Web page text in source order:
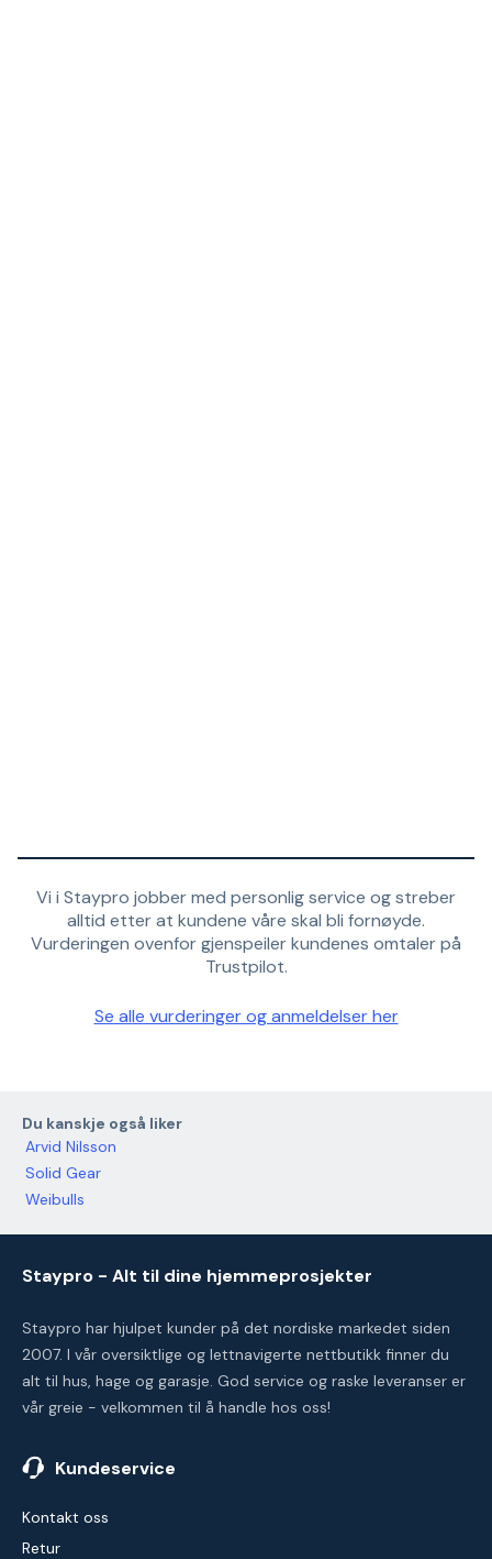
Vi i Staypro jobber med personlig service og streber
alltid etter at kundene våre skal bli fornøyde.
Vurderingen ovenfor gjenspeiler kundenes omtaler på
Trustpilot.
Se alle vurderinger og anmeldelser her
Du kanskje også liker
Arvid Nilsson
Solid Gear
Weibulls
Staypro - Alt til dine hjemmeprosjekter
Staypro har hjulpet kunder på det nordiske markedet siden
2007. I vår oversiktlige og lettnavigerte nettbutikk finner du
alt til hus, hage og garasje. God service og raske leveranser er
vår greie - velkommen til å handle hos oss!
Kundeservice
Kontakt oss
Retur